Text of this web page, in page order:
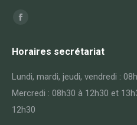
Trouvez nous sur :
Facebook
opens
Horaires secrétariat
Lundi, mardi, jeudi, vendredi :
Mercredi : 08h30 à 12h30 et
12h30